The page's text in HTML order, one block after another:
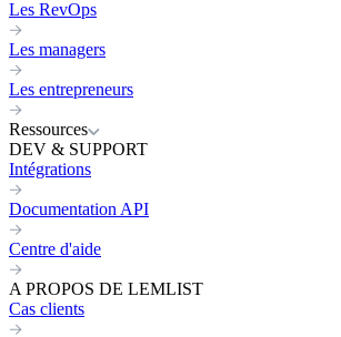
Les RevOps
Les managers
Les entrepreneurs
Ressources
DEV & SUPPORT
Intégrations
Documentation API
Centre d'aide
A PROPOS DE LEMLIST
Cas clients